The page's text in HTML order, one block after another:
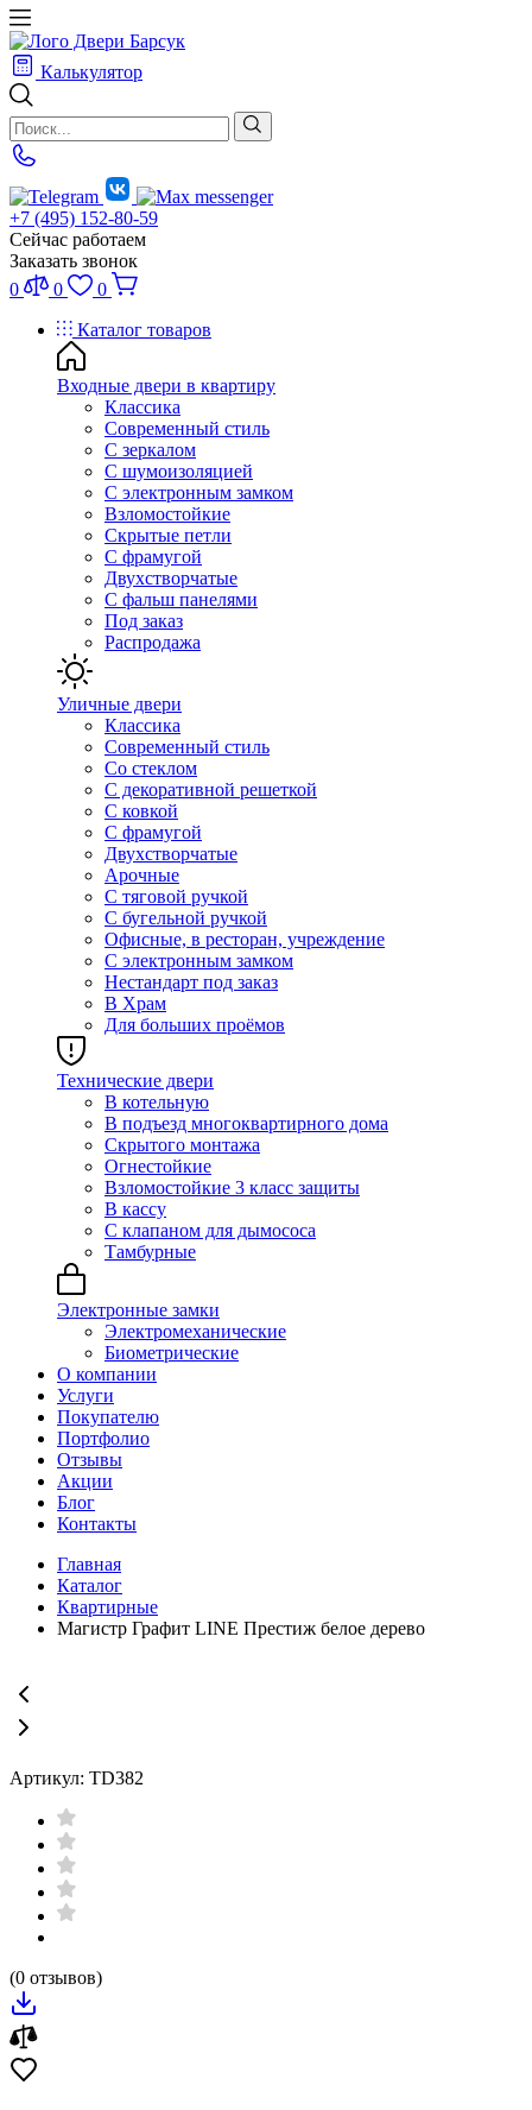
Калькулятор
+7 (495) 152-80-59
Сейчас работаем
Заказать звонок
0
0
0
Каталог товаров
Входные двери в квартиру
Классика
Современный стиль
С зеркалом
С шумоизоляцией
С электронным замком
Взломостойкие
Скрытые петли
С фрамугой
Двухстворчатые
С фальш панелями
Под заказ
Распродажа
Уличные двери
Классика
Современный стиль
Со стеклом
С декоративной решеткой
С ковкой
С фрамугой
Двухстворчатые
Арочные
С тяговой ручкой
С бугельной ручкой
Офисные, в ресторан, учреждение
С электронным замком
Нестандарт под заказ
В Храм
Для больших проёмов
Технические двери
В котельную
В подъезд многоквартирного дома
Скрытого монтажа
Огнестойкие
Взломостойкие 3 класс защиты
В кассу
С клапаном для дымососа
Тамбурные
Электронные замки
Электромеханические
Биометрические
О компании
Услуги
Покупателю
Портфолио
Отзывы
Акции
Блог
Контакты
Главная
Каталог
Квартирные
Магистр Графит LINE Престиж белое дерево
Артикул: TD382
(0 отзывов)